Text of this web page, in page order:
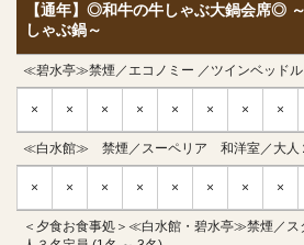
【通年】◎和牛の牛しゃぶ大鍋会席◎
しゃぶ鍋～
≪碧水亭≫禁煙／エコノミー ／ツインベッド
× × × × × × × ×
≪白水館≫ 禁煙／スーペリア 和洋室／大人
× × × × × × × ×
＜夕食お食事処＞≪白水館・碧水亭≫禁煙／ス